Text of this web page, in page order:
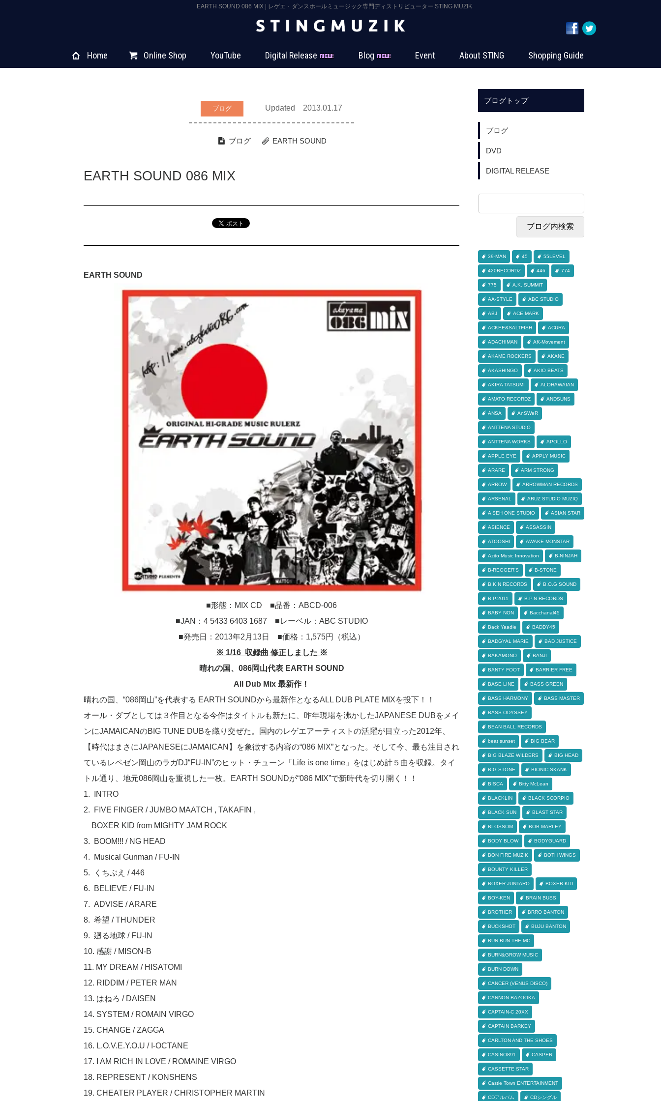
EARTH SOUND 086 MIX | レゲエ・ダンスホールミュージック専門ディストリビューター STING MUZIK
Home Online Shop YouTube Digital Release Blog Event About STING Shopping Guide
ブログ Updated 2013.01.17
ブログ EARTH SOUND
EARTH SOUND 086 MIX
EARTH SOUND
■形態：MIX CD ■品番：ABCD-006
■JAN：4 5433 6403 1687 ■レーベル：ABC STUDIO
■発売日：2013年2月13日 ■価格：1,575円（税込）
※ 1/16 収録曲 修正しました ※
晴れの国、086岡山代表 EARTH SOUND
All Dub Mix 最新作！
晴れの国、“086岡山”を代表する EARTH SOUNDから最新作となるALL DUB PLATE MIXを投下！！
オール・ダブとしては３作目となる今作はタイトルも新たに、昨年現場を沸かしたJAPANESE DUBをメイ
ンにJAMAICANのBIG TUNE DUBを織り交ぜた。国内のレゲエアーティストの活躍が目立った2012年、
【時代はまさにJAPANESEにJAMAICAN】を象徴する内容の“086 MIX”となった。そして今、最も注目され
ているレペゼン岡山のラガDJ“FU-IN”のヒット・チューン「Life is one time」をはじめ計５曲を収録。タイ
トル通り、地元086岡山を重視した一枚。EARTH SOUNDが“086 MIX”で新時代を切り開く！！
1. INTRO
2. FIVE FINGER / JUMBO MAATCH , TAKAFIN ,
BOXER KID from MIGHTY JAM ROCK
3. BOOM!!! / NG HEAD
4. Musical Gunman / FU-IN
5. くちぶえ / 446
6. BELIEVE / FU-IN
7. ADVISE / ARARE
8. 希望 / THUNDER
9. 廻る地球 / FU-IN
10. 感謝 / MISON-B
11. MY DREAM / HISATOMI
12. RIDDIM / PETER MAN
13. はねろ / DAISEN
14. SYSTEM / ROMAIN VIRGO
15. CHANGE / ZAGGA
16. L.O.V.E.Y.O.U / I-OCTANE
17. I AM RICH IN LOVE / ROMAINE VIRGO
18. REPRESENT / KONSHENS
19. CHEATER PLAYER / CHRISTOPHER MARTIN
ブログトップ
ブログ
DVD
DIGITAL RELEASE
39-MAN 45 55LEVEL
420RECORDZ 446 774
775 A.K. SUMMIT
AA-STYLE ABC STUDIO
ABJ ACE MARK
ACKEE&SALTFISH ACURA
ADACHIMAN AK-Movement
AKAME ROCKERS AKANE
AKASHINGO AKIO BEATS
AKIRA TATSUMI ALOHAWAIAN
AMATO RECORDZ ANDSUNS
ANSA AnSWeR
ANTTENA STUDIO
ANTTENA WORKS APOLLO
APPLE EYE APPLY MUSIC
ARARE ARM STRONG
ARROW ARROWMAN RECORDS
ARSENAL ARUZ STUDIO MUZIQ
A SEH ONE STUDIO ASIAN STAR
ASIENCE ASSASSIN
ATOOSHI AWAKE MONSTAR
Azito Music Innovation B-NINJAH
B-REGGER'S B-STONE
B.K.N RECORDS B.O.G SOUND
B.P.2011 B.P.N RECORDS
BABY NON Bacchanal45
Back Yaadie BADDY45
BADGYAL MARIE BAD JUSTICE
BAKAMONO BANJI
BANTY FOOT BARRIER FREE
BASE LINE BASS GREEN
BASS HARMONY BASS MASTER
BASS ODYSSEY
BEAN BALL RECORDS
beat sunset BIG BEAR
BIG BLAZE WILDERS BIG HEAD
BIG STONE BIONIC SKANK
BISCA Bitty McLean
BLACKLIN BLACK SCORPIO
BLACK SUN BLAST STAR
BLOSSOM BOB MARLEY
BODY BLOW BODYGUARD
BON FIRE MUZIK BOTH WINGS
BOUNTY KILLER
BOXER JUNTARO BOXER KID
BOY-KEN BRAIN BUSS
BROTHER BRRO BANTON
BUCKSHOT BUJU BANTON
BUN BUN THE MC
BURN&GROW MUSIC
BURN DOWN
CANCER (VENUS DISCO)
CANNON BAZOOKA
CAPTAIN-C 20XX
CAPTAIN BARKEY
CARLTON AND THE SHOES
CASINO891 CASPER
CASSETTE STAR
Castle Town ENTERTAINMENT
CDアルバム CDシングル